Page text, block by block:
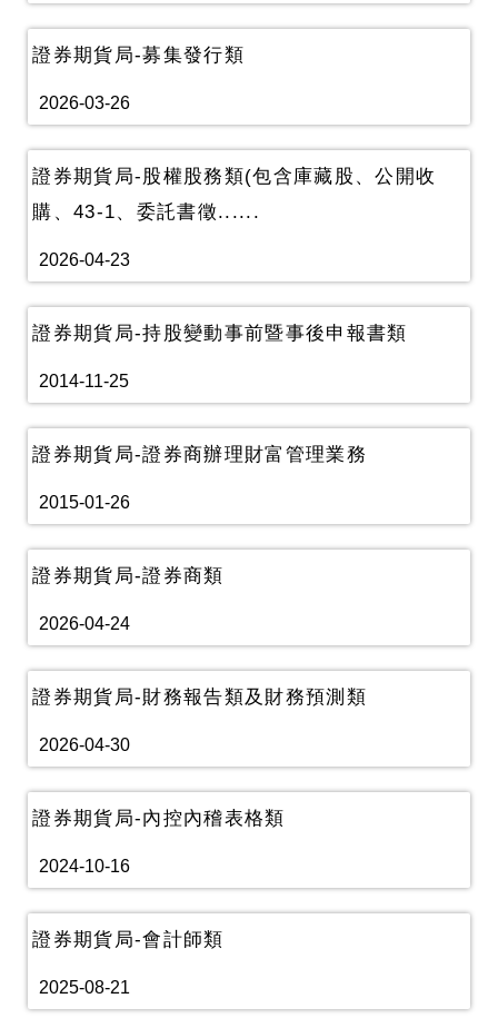
證券期貨局-募集發行類
2026-03-26
證券期貨局-股權股務類(包含庫藏股、公開收
購、43-1、委託書徵......
2026-04-23
證券期貨局-持股變動事前暨事後申報書類
2014-11-25
證券期貨局-證券商辦理財富管理業務
2015-01-26
證券期貨局-證券商類
2026-04-24
證券期貨局-財務報告類及財務預測類
2026-04-30
證券期貨局-內控內稽表格類
2024-10-16
證券期貨局-會計師類
2025-08-21